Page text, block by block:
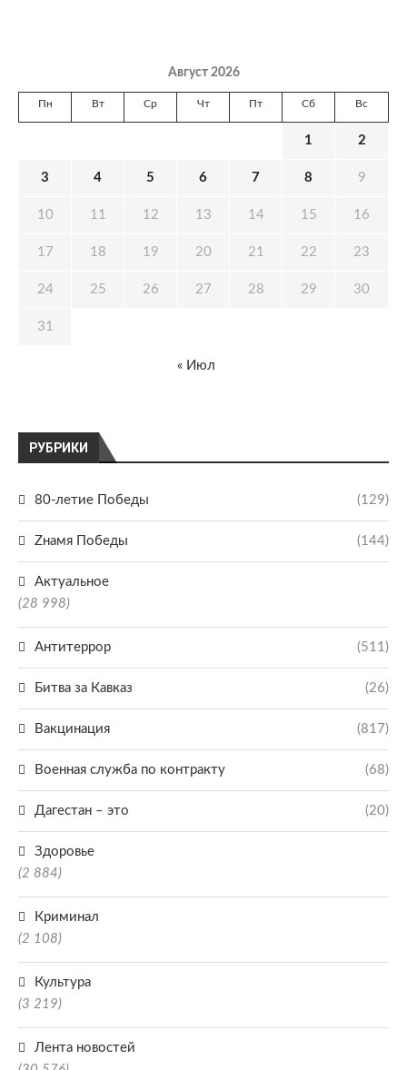
РУБРИКИ
80-летие Победы (129)
Zнамя Победы (144)
Актуальное
(28 998)
Антитеррор (511)
Битва за Кавказ (26)
Вакцинация (817)
Военная служба по контракту (68)
Дагестан – это (20)
Здоровье
(2 884)
Криминал
(2 108)
Культура
(3 219)
Лента новостей
Август 2026
Пн Вт Ср Чт Пт Сб Вс
1 2
3 4 5 6 7 8 9
10 11 12 13 14 15 16
17 18 19 20 21 22 23
24 25 26 27 28 29 30
31
« Июл